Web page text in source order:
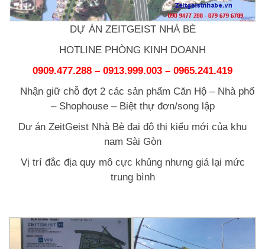
DỰ ÁN ZEITGEIST NHÀ BÈ
HOTLINE PHÒNG KINH DOANH
0909.477.288 – 0913.999.003 – 0965.241.419
Nhận giữ chỗ đợt 2 các sản phẩm Căn Hộ – Nhà phố
– Shophouse – Biệt thự đơn/song lập
Dự án ZeitGeist Nhà Bè đại đô thị kiểu mới của khu
nam Sài Gòn
Vị trí đắc địa quy mô cực khủng nhưng giá lại mức
trung bình